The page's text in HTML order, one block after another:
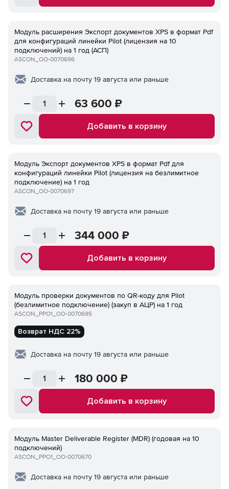
Модуль расширения Экспорт документов XPS в формат Pdf
для конфигураций линейки Pilot (лицензия на 10
подключений) на 1 год (АСП)
ASCON_ОО-0070696
Доставка на почту 19 августа или раньше
63 600 ₽
Добавить в корзину
Модуль Экспорт документов XPS в формат Pdf для
конфигураций линейки Pilot (лицензия на безлимитное
подключение) на 1 год
ASCON_ОО-0070697
Доставка на почту 19 августа или раньше
344 000 ₽
Добавить в корзину
Модуль проверки документов по QR-коду для Pilot
(безлимитное подключение) (закуп в АЦР) на 1 год
ASCON_PPO1_ОО-0070695
Возврат НДС 22%
Доставка на почту 19 августа или раньше
180 000 ₽
Добавить в корзину
Модуль Master Deliverable Register (MDR) (годовая на 10
подключений)
ASCON_PPO1_ОО-0070670
Доставка на почту 19 августа или раньше